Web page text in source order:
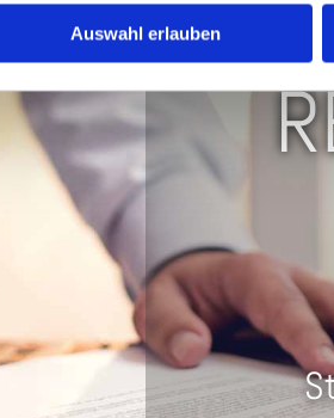
Auswahl erlauben